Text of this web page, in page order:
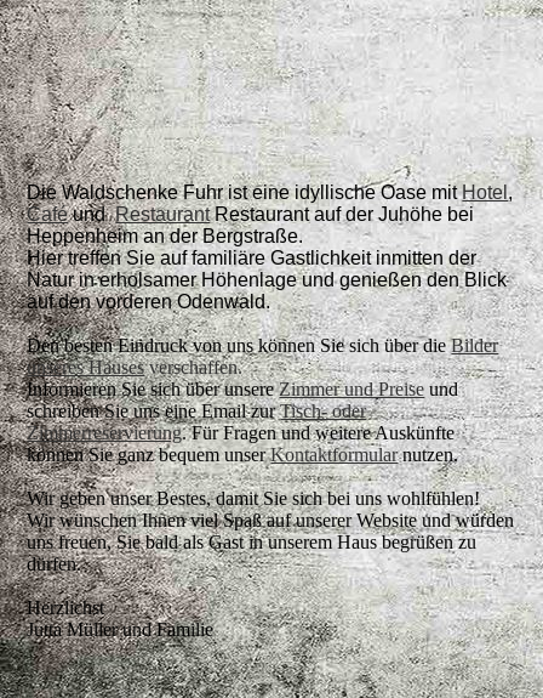
Haus Terrassenansicht direkt
Die Waldschenke Fuhr ist eine idyllische OasemitHotel,
CaféundRestaurantRestaurantauf der Juhöhe bei
Heppenheim an der Bergstraße.
Hier treffen Sie auf familiäre Gastlichkeit inmitten der
Natur in erholsamer Höhenlage und genießen den Blick
auf den vorderen Odenwald.
Den besten Eindruck von uns können Sie sich über dieBilder
unseres Hausesverschaffen.
Informieren Sie sich über unsereZimmer und Preise und
schreiben Sie uns eine Email zurTisch- oder
Zimmerreservierung. Für Fragen und weitere Auskünfte
können Sie ganz bequem unserKontaktformularnutzen.
Wir geben unser Bestes, damit Sie sich bei uns wohlfühlen!
Wir wünschen Ihnen viel Spaß auf unserer Website und würden
uns freuen, Sie bald als Gast in unserem Haus begrüßen zu
dürfen.
Herzlichst
Jutta Müller und Familie